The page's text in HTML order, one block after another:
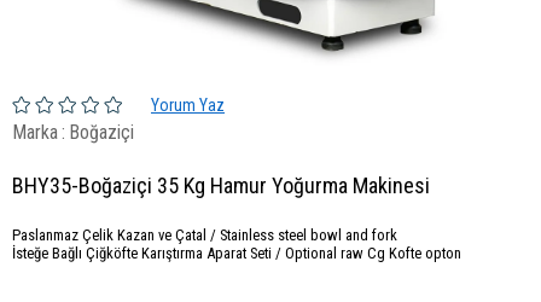
Yorum Yaz
Marka: Boğaziçi
BHY35-Boğaziçi 35 Kg Hamur Yoğurma Makinesi
Paslanmaz Çelik Kazan ve Çatal / Stainless steel bowl and fork
İsteğe Bağlı Çiğköfte Karıştırma Aparat Seti / Optional raw Cg Kofte opton